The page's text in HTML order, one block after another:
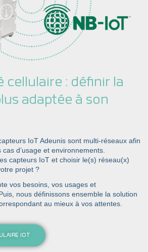
cellulaire : définir la
adaptée à son
IoT Adeunis sont multi-réseaux afin
d’usage et environnements.
capteurs IoT et choisir le(s) réseau(x)
projet ?
vos besoins, vos usages et
nous définissons ensemble la solution
au mieux à vos attentes.
IOT